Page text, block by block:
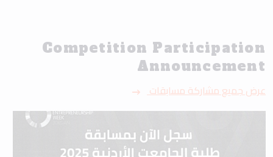
Competition Participation
Announcement
عرض جميع مشاركة مسابقات